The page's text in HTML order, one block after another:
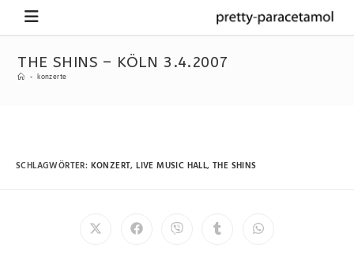
THE SHINS – KÖLN 3.4.2007
- konzerte
SCHLAGWÖRTER: KONZERT, LIVE MUSIC HALL, THE SHINS